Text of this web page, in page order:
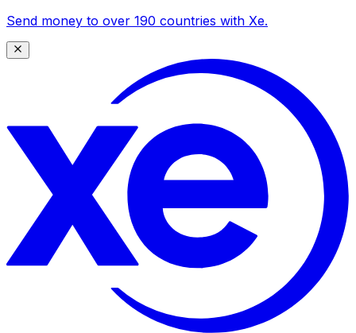
Send money to over 190 countries with Xe.